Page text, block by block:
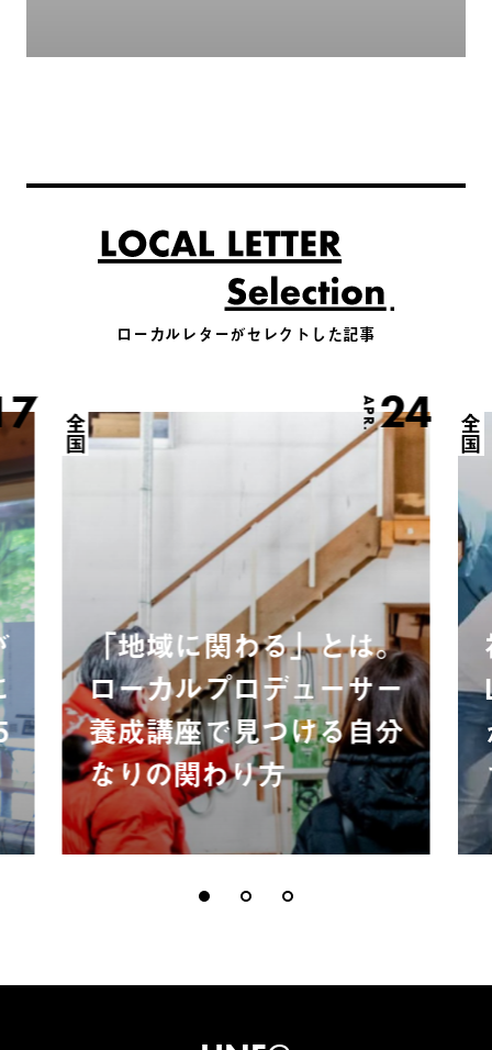
ローカルレターがセレクトした記事
APR.24
全国
「地域に関わる」とは。
ローカルプロデューサー
養成講座で見つける自分
なりの関わり方
全国